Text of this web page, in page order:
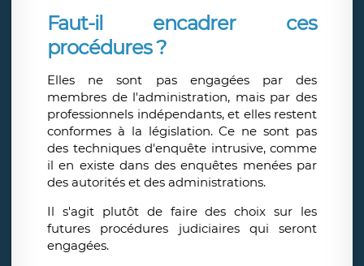
Faut-il encadrer ces
procédures ?
Elles ne sont pas engagées par des
membres de l'administration, mais par des
professionnels indépendants, et elles restent
conformes à la législation. Ce ne sont pas
des techniques d'enquête intrusive, comme
il en existe dans des enquêtes menées par
des autorités et des administrations.
Il s'agit plutôt de faire des choix sur les
futures procédures judiciaires qui seront
engagées.